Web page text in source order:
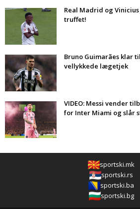
Real Madrid og
truffet!
Bruno Guimarães klar
vellykkede lægetjek
VIDEO: Messi vender
for Inter Miami og slår
sportski.mk
sportski.rs
sportski.ba
sportski.bg